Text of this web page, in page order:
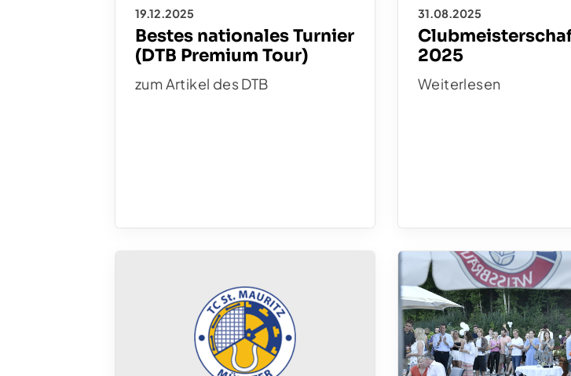
19.12.2025
Bestes nationales Turnier
(DTB Premium Tour)
zum Artikel des DTB
31.08.2025
2025
Weiterlesen
TC St. Mauritz Münster
48157 Münster
Newsletter
immer auf dem neusten